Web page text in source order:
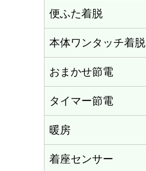
便ふた着脱
本体ワンタッチ着脱
おまかせ節電
タイマー節電
暖房
着座センサー